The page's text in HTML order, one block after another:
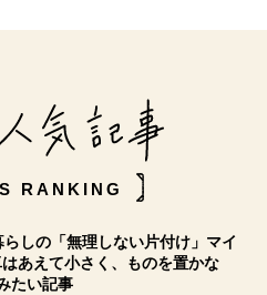
RANKING
しの「無理しない片付け」マイ
あえて小さく、ものを置かな
たい記事